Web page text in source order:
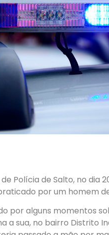
Polícia de Salto, no dia
por um homem
por alguns momentos
a sua, no bairro Distrito